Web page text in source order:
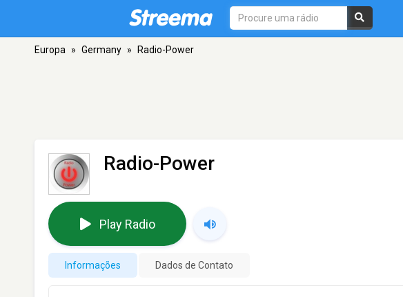
Europa » Germany » Radio-Power
Radio-Power
Play Radio
Informações Dados de Contato